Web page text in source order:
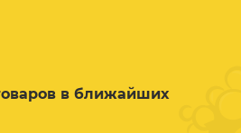
в ближайших